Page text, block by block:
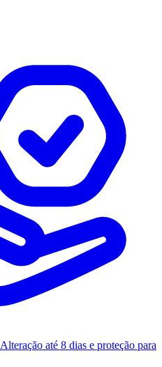
Alteração até 8 dias e proteção para